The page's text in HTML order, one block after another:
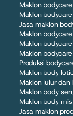
Maklon
Maklon
Jasa maklon
Maklon
Maklon
Maklon
Produksi
Maklon body
Maklon lulur
Maklon body
Maklon body
Jasa maklon